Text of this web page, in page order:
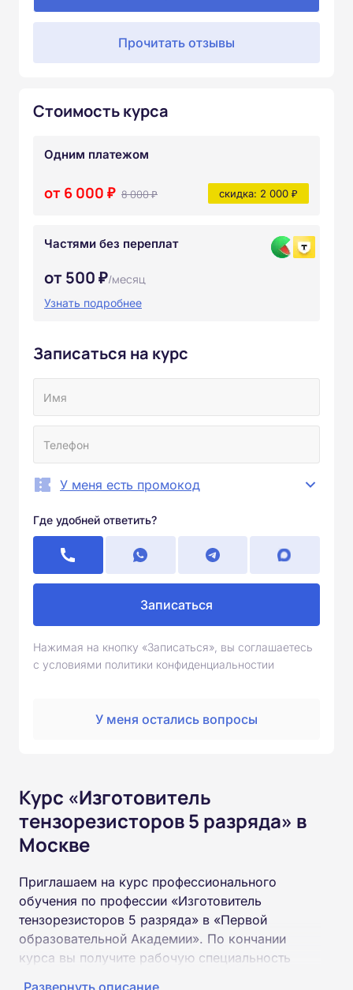
Прочитать отзывы
Стоимость курса
Одним платежом
от 6 000 ₽ 8 000 ₽ скидка: 2 000 ₽
Частями без переплат
от 500 ₽/месяц
Узнать подробнее
Записаться на курс
У меня есть промокод
Где удобней ответить?
Записаться
Нажимая на кнопку «Записаться», вы соглашаетесь
с условиями политики конфиденциальностии
У меня остались вопросы
Курс «Изготовитель
тензорезисторов 5 разряда» в
Москве
Приглашаем на курс профессионального
обучения по профессии «Изготовитель
тензорезисторов 5 разряда» в «Первой
образовательной Академии». По кончании
курса вы получите рабочую специальность
Развернуть описание